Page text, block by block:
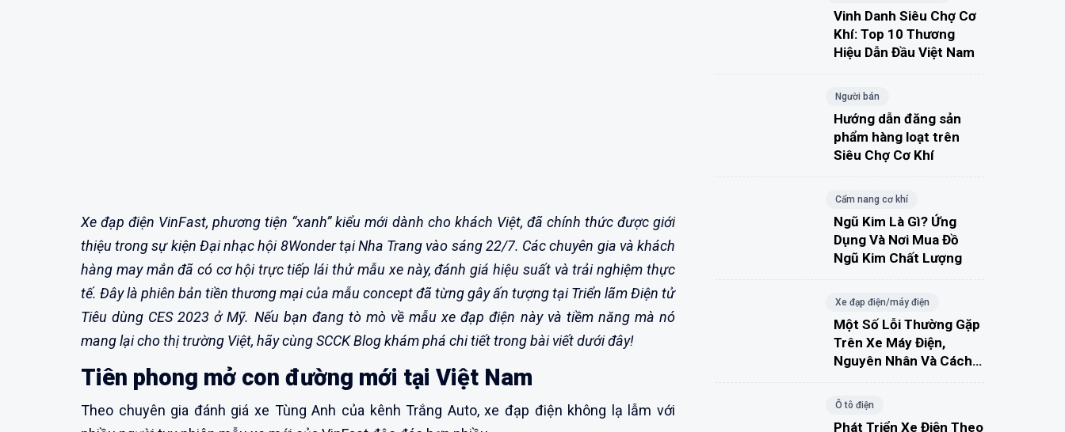
Xe đạp điện VinFast, phương tiện “xanh” kiểu mới dành cho khách Việt, đã chính thức được giới
thiệu trong sự kiện Đại nhạc hội 8Wonder tại Nha Trang vào sáng 22/7. Các chuyên gia và khách
hàng may mắn đã có cơ hội trực tiếp lái thử mẫu xe này, đánh giá hiệu suất và trải nghiệm thực
tế. Đây là phiên bản tiền thương mại của mẫu concept đã từng gây ấn tượng tại Triển lãm Điện tử
Tiêu dùng CES 2023 ở Mỹ. Nếu bạn đang tò mò về mẫu xe đạp điện này và tiềm năng mà nó
mang lại cho thị trường Việt, hãy cùng SCCK Blog khám phá chi tiết trong bài viết dưới đây!
Tiên phong mở con đường mới tại Việt Nam
Theo chuyên gia đánh giá xe Tùng Anh của kênh Trắng Auto, xe đạp điện không lạ lẫm với
Vinh Danh Siêu Chợ Cơ
Khí: Top 10 Thương
Hiệu Dẫn Đầu Việt Nam
Người bán
Hướng dẫn đăng sản
phẩm hàng loạt trên
Siêu Chợ Cơ Khí
Cẩm nang cơ khí
Ngũ Kim Là Gì? Ứng
Dụng Và Nơi Mua Đồ
Ngũ Kim Chất Lượng
Xe đạp điện/máy điện
Một Số Lỗi Thường Gặp
Trên Xe Máy Điện,
Nguyên Nhân Và Cách
Ô tô điện
Phát Triển Xe Điện Theo